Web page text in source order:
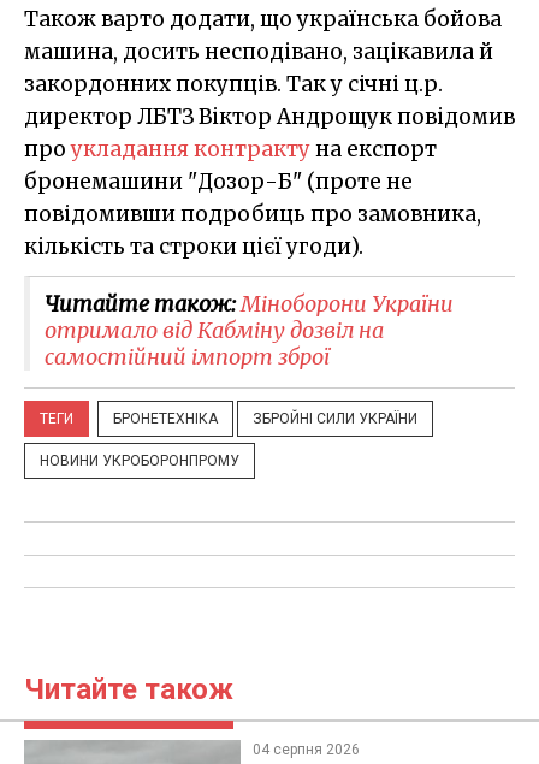
Також варто додати, що українська бойова
машина, досить несподівано, зацікавила й
закордонних покупців. Так у січні ц.р.
директор ЛБТЗ Віктор Андрощук повідомив
проукладання контрактуна експорт
бронемашини "Дозор-Б" (проте не
повідомивши подробиць про замовника,
кількість та строки цієї угоди).
Читайте також:Міноборони України
отримало від Кабміну дозвіл на
самостійний імпорт зброї
ТЕГИ БРОНЕТЕХНІКА ЗБРОЙНІ СИЛИ УКРАЇНИ
НОВИНИ УКРОБОРОНПРОМУ
Читайте також
04 серпня 2026